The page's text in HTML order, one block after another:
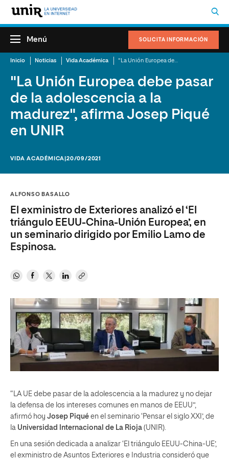
SOLICITA INFORMACIÓN
Menú
Inicio Noticias Vida Académica
"La Unión Europea debe pasar
de la adolescencia a la
madurez", afirma Josep Piqué
en UNIR
VIDA ACADÉMICA |20/09/2021
ALFONSO BASALLO
El exministro de Exteriores analizó el ‘El
triángulo EEUU-China-Unión Europea’, en
un seminario dirigido por Emilio Lamo de
Espinosa.
“LA UE debe pasar de la adolescencia a la madurez y no dejar
la defensa de los intereses comunes en manos de EEUU”,
afirmó hoy Josep Piqué en el seminario ‘Pensar el siglo XXI’, de
la Universidad Internacional de La Rioja (UNIR).
En una sesión dedicada a analizar ‘El triángulo EEUU-China-UE’,
el exministro de Asuntos Exteriores e Industria consideró que